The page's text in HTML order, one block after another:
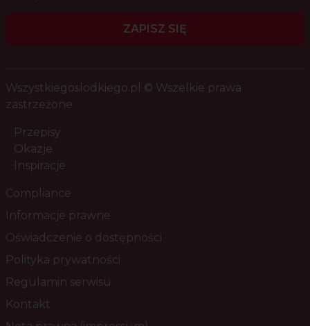
ZAPISZ SIĘ
Wszystkiegoslodkiego.pl © Wszelkie prawa
zastrzeżone
Przepisy
Okazje
Inspiracje
Compliance
Informacje prawne
Oświadczenie o dostępności
Polityka prywatności
Regulamin serwisu
Kontakt